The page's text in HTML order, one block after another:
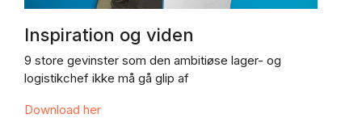
Inspiration og viden
9 store gevinster som den ambitiøse lager- og
logistikchef ikke må gå glip af
Download her